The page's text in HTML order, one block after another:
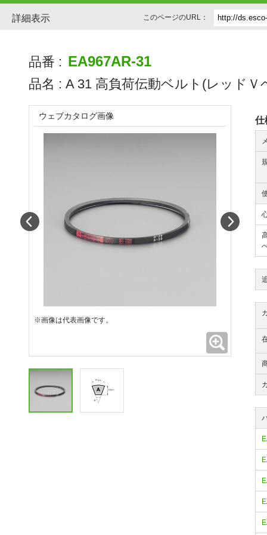
詳細表示 このページのURL：
品番 : EA967AR-31
品名 : A 31 高負荷伝動ベルト(レッドＶ
仕
ウェブカタログ画像
※画像は代表画像です。